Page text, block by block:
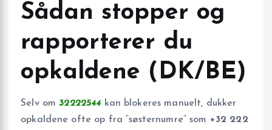
Sådan stopper og
rapporterer du
opkaldene (DK/BE)
Selv om32222544 kan blokeres manuelt, dukker
opkaldene ofte op fra “søsternumre” som +32 222